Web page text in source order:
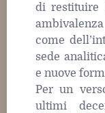
di restituire
come
sede
e nuove
Per un
ultimi